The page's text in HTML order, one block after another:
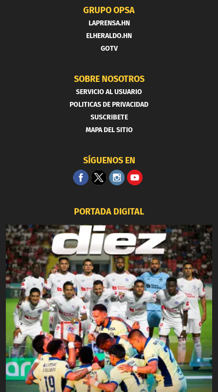
GRUPO OPSA
LAPRENSA.HN
ELHERALDO.HN
GOTV
SOBRE NOSOTROS
SERVICIO AL USUARIO
POLITICAS DE PRIVACIDAD
SUSCRIBETE
MAPA DEL SITIO
SÍGUENOS EN
PORTADA DIGITAL